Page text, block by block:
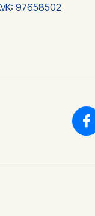
97658502